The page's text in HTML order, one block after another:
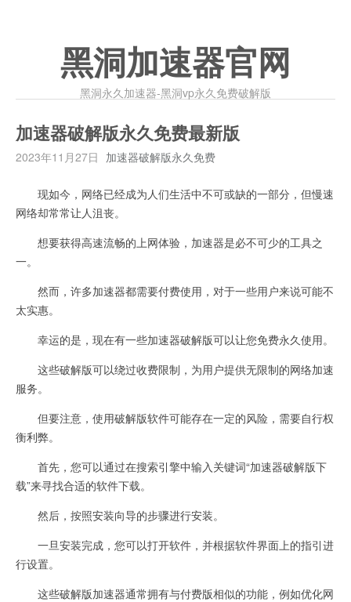
黑洞加速器官网
黑洞永久加速器-黑洞vp永久免费破解版
加速器破解版永久免费最新版
2023年11月27日 加速器破解版永久免费
现如今，网络已经成为人们生活中不可或缺的一部分，但慢速
网络却常常让人沮丧。
想要获得高速流畅的上网体验，加速器是必不可少的工具之
一。
然而，许多加速器都需要付费使用，对于一些用户来说可能不
太实惠。
幸运的是，现在有一些加速器破解版可以让您免费永久使用。
这些破解版可以绕过收费限制，为用户提供无限制的网络加速
服务。
但要注意，使用破解版软件可能存在一定的风险，需要自行权
衡利弊。
首先，您可以通过在搜索引擎中输入关键词“加速器破解版下
载”来寻找合适的软件下载。
然后，按照安装向导的步骤进行安装。
一旦安装完成，您可以打开软件，并根据软件界面上的指引进
行设置。
这些破解版加速器通常拥有与付费版相似的功能，例如优化网